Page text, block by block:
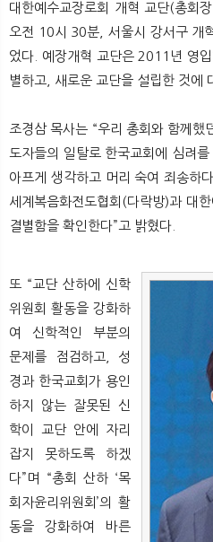
대한예수교장로회 개혁 교단(총회
오전 10시 30분, 서울시 강서구 개
었다. 예장개혁 교단은 2011년 영
별하고, 새로운 교단을 설립한 것에
조경삼 목사는 “우리 총회와 함께했
도자들의 일탈로 한국교회에 심려
아프게 생각하고 머리 숙여 죄송하
세계복음화전도협회(다락방)과 대
결별함을 확인한다”고 밝혔다.
또 “교단 산하에 신학
위원회 활동을 강화하
여 신학적인 부분의
문제를 점검하고, 성
경과 한국교회가 용인
하지 않는 잘못된 신
학이 교단 안에 자리
잡지 못하도록 하겠
다”며 “총회 산하 ‘목
회자윤리위원회’의 활
동을 강화하여 바른